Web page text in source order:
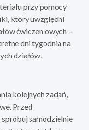
przy pomocy
który uwzględni
ćwiczeniowych –
dni tygodnia na
działów.
kolejnych zadań,
Przed
samodzielnie